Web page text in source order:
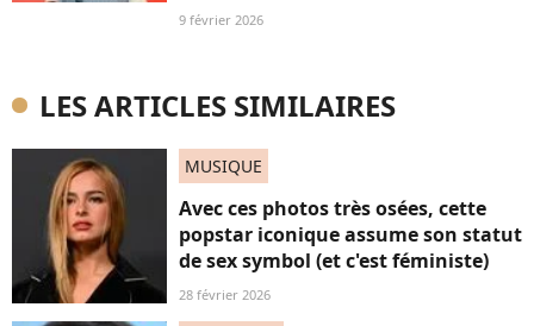
9 février 2026
LES ARTICLES SIMILAIRES
MUSIQUE
Avec ces photos très osées, cette
popstar iconique assume son statut
de sex symbol (et c'est féministe)
28 février 2026